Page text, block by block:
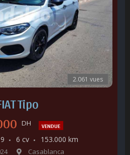
2.061 vues
Tipo
DH VENDUE
6 cv 153.000 km
Casablanca